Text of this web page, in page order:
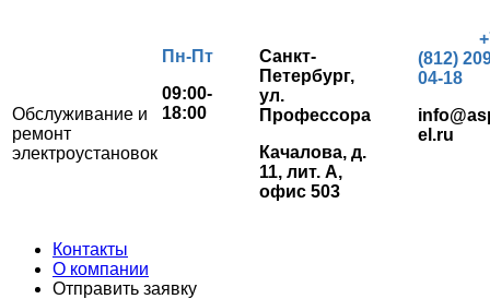
Обслуживание и
ремонт
электроустановок
Пн-Пт
09:00-
18:00
Санкт-
Петербург,
ул.
Профессора
Качалова, д.
11, лит. А,
офис 503
(812)
04-18
el.ru
Контакты
О компании
Отправить заявку